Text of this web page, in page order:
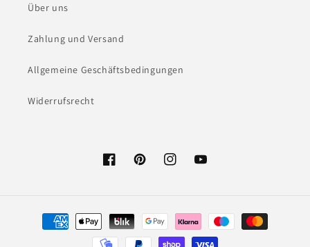
Über uns
Zahlung und Versand
Allgemeine Geschäftsbedingungen
Widerrufsrecht
FacebookPinterestInstagramYouTube
Payment
methods